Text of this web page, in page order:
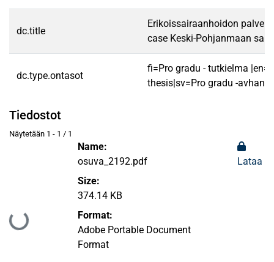
dc.title
Erikoissairaanhoidon
case Keski-Pohjanmaan
dc.type.ontasot
fi=Pro gradu - tutkielma
thesis|sv=Pro gradu -
Tiedostot
Näytetään 1 - 1 / 1
Ladataan...
Name:
osuva_2192.pdf
Size:
374.14 KB
Format:
Adobe Portable Document
Format
Lataa